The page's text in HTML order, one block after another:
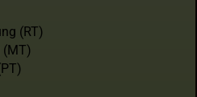
(RT)
(MT)